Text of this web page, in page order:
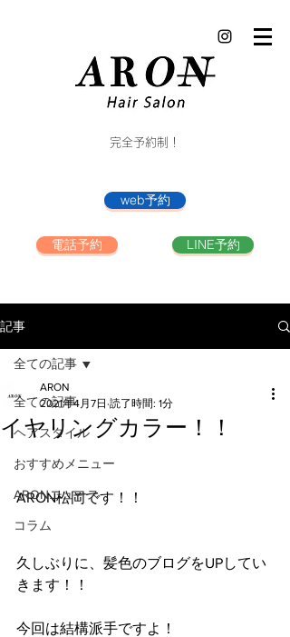
完全予約制！
web予約
電話予約 LINE予約
記事
全ての記事
ヘアスタイル
おすすめメニュー
ARONニュース
コラム
全ての記事
イヤリングカラー！！
ARON
2021年4月7日 読了時間: 1分
ARON松岡です！！
久しぶりに、髪色のブログをUPしてい
きます！！
今回は結構派手ですよ！